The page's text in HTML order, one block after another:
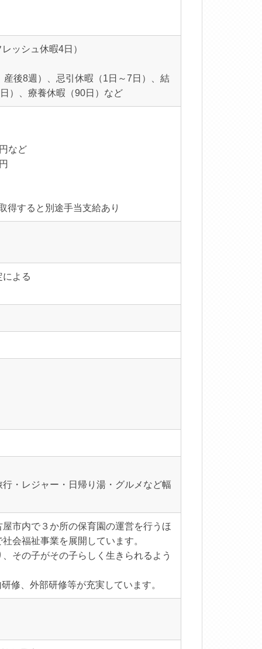
レッシュ休暇4日）
後8週）、忌引休暇（1日～7日）、結
）、療養休暇（90日）など
など
すると別途手当支給あり
よる
・レジャー・日帰り湯・グルメなど幅
市内で３か所の保育園の運営を行うほ
会福祉事業を展開しています。
その子がその子らしく生きられるよう
修、外部研修等が充実しています。